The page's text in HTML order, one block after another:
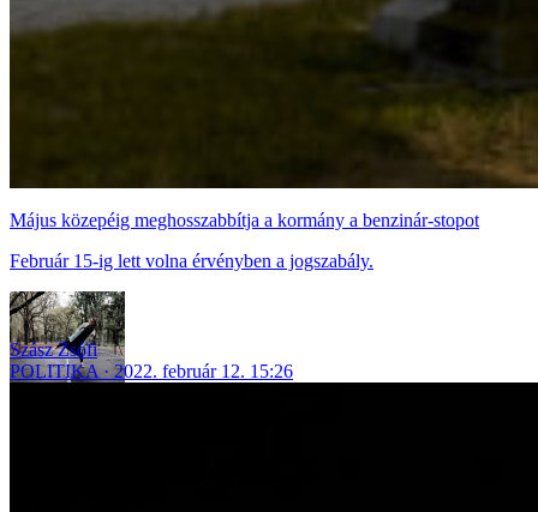
Május közepéig meghosszabbítja a kormány a benzinár-stopot
Február 15-ig lett volna érvényben a jogszabály.
Szász Zsófi
POLITIKA
2022. február 12. 15:26